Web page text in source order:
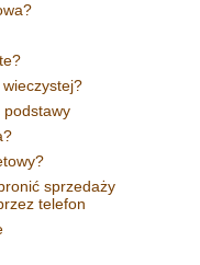
podstawy
sprzedaży
telefon